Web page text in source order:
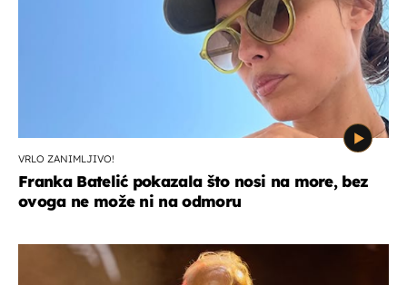
VRLO ZANIMLJIVO!
Franka Batelić pokazala što nosi na more, bez
ovoga ne može ni na odmoru